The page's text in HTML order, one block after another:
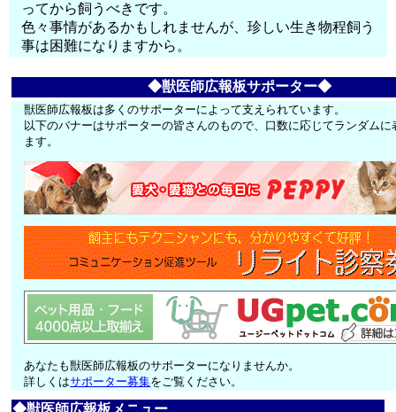
ってから飼うべきです。
色々事情があるかもしれませんが、珍しい生き物程飼う
事は困難になりますから。
◆獣医師広報板サポーター◆
獣医師広報板は多くのサポーターによって支えられています。
以下のバナーはサポーターの皆さんのもので、口数に応じてランダムに
ます。
あなたも獣医師広報板のサポーターになりませんか。
詳しくはサポーター募集をご覧ください。
◆獣医師広報板メニュー